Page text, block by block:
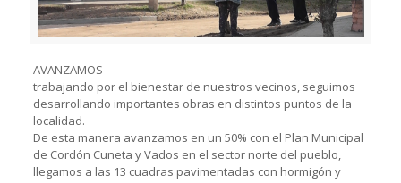
AVANZAMOS
trabajando por el bienestar de nuestros vecinos, seguimos
desarrollando importantes obras en distintos puntos de la
localidad.
De esta manera avanzamos en un 50% con el Plan Municipal
de Cordón Cuneta y Vados en el sector norte del pueblo,
llegamos a las 13 cuadras pavimentadas con hormigón y